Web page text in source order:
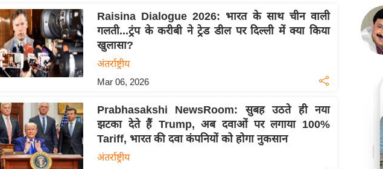
Raisina Dialogue 2026: भारत के साथ चीन वाली
गलती...ट्रंप के करीबी ने ट्रेड डील पर दिल्ली में क्या किया
खुलासा?
अंतर्राष्ट्रीय
Mar 06, 2026
Prabhasakshi NewsRoom: सुबह उठते ही नया
झटका देते हैं Trump, अब दवाओं पर लगाया 100%
Tariff, भारत की दवा कंपनियों को होगा नुकसान
अंतर्राष्ट्रीय